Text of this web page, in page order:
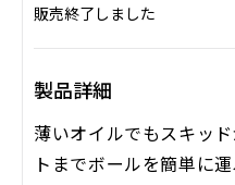
販売終了しました
製品詳細
薄いオイルでもスキッ
トまでボールを簡単に